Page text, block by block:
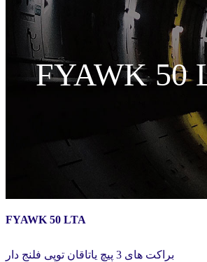
FYAWK 50
FYAWK 50 LTA
براکت های 3 پیچ یاتاقان توپی فلنج دار